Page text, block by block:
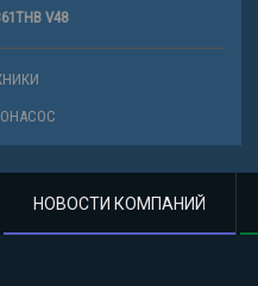
НОВОСТИ КОМПАНИЙ